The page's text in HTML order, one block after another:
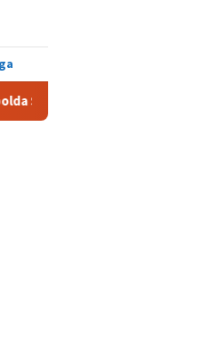
Dukungan Penuh untuk